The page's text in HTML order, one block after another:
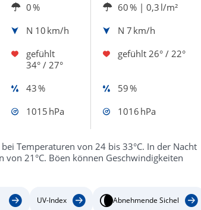
0 % 60 % | 0,3 l/m²
N 10 km/h N 7 km/h
gefühlt
34° / 27°
gefühlt 26° / 22°
43 %
59 %
1015 hPa 1016 hPa
Temperaturen von 24 bis 33°C. In der Nacht
21°C. Böen können Geschwindigkeiten
UV-Index Abnehmende Sichel